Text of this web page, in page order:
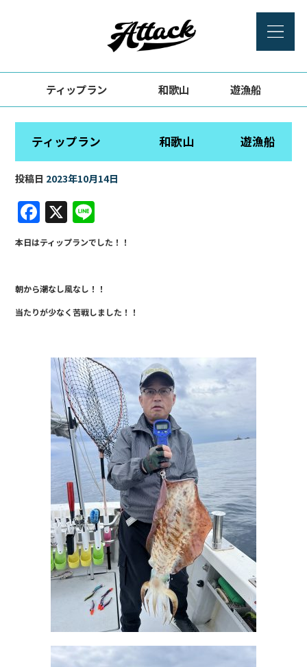
ティップラン 和歌山 遊漁船
ティップラン 和歌山 遊漁船
投稿日 2023年10月14日
F
a
c
e
b
o
k
X
n
e
本日はティップランでした！！
朝から潮なし風なし！！
当たりが少なく苦戦しました！！